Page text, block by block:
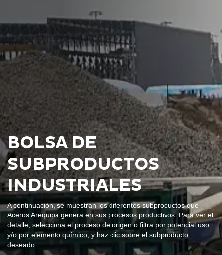
BOLSA DE
SUBPRODUCTOS
INDUSTRIALES
A continuación, se muestran los diferentes subproductos que
Aceros Arequipa genera en sus procesos productivos. Para ver el
detalle, selecciona el proceso de origen o filtra por potencial uso
y/o por elemento químico, y haz clic sobre el subproducto
deseado.